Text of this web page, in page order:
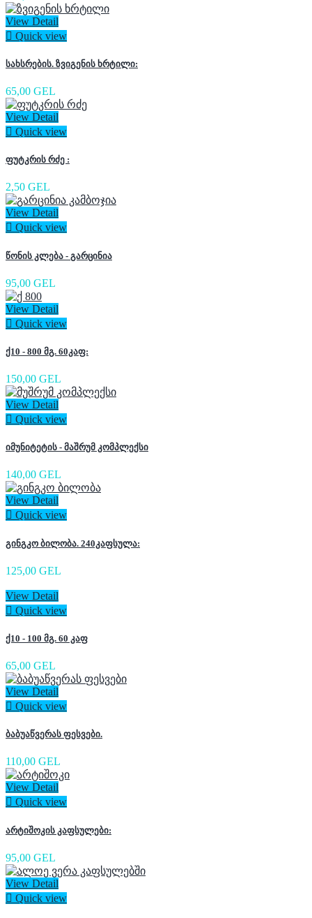
View Detail
 Quick view
სახსრების. ზვიგენის ხრტილი:
65,00 GEL
View Detail
 Quick view
ფუტკრის რძე :
2,50 GEL
View Detail
 Quick view
წონის კლება - გარცინია
95,00 GEL
View Detail
 Quick view
ქ10 - 800 მგ. 60კაფ:
150,00 GEL
View Detail
 Quick view
იმუნიტეტის - მაშრუმ კომპლექსი
140,00 GEL
View Detail
 Quick view
გინგკო ბილობა. 240კაფსულა:
125,00 GEL
View Detail
 Quick view
ქ10 - 100 მგ. 60 კაფ
65,00 GEL
View Detail
 Quick view
ბაბუაწვერას ფესვები.
110,00 GEL
View Detail
 Quick view
არტიშოკის კაფსულები:
95,00 GEL
View Detail
 Quick view